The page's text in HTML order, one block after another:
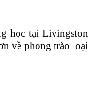
học tại Livingston
về phong trào loại